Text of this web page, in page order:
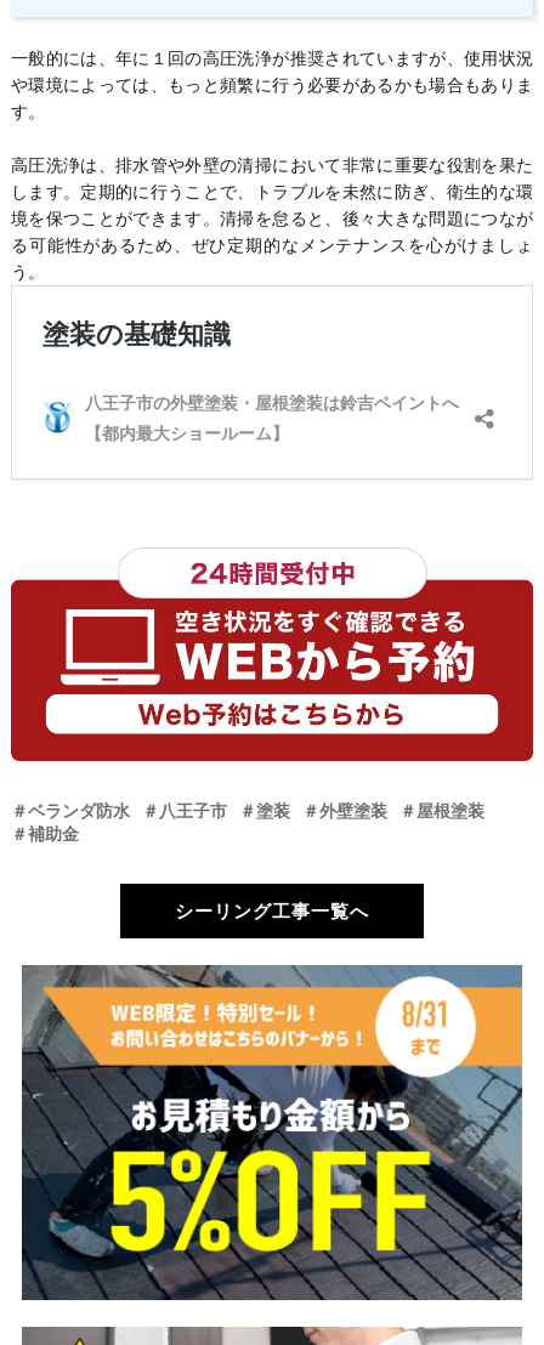
一般的には、年に１回の高圧洗浄が推奨されていますが、使用状況
や環境によっては、もっと頻繁に行う必要があるかも場合もありま
す。
高圧洗浄は、排水管や外壁の清掃において非常に重要な役割を果た
します。定期的に行うことで、トラブルを未然に防ぎ、衛生的な環
境を保つことができます。清掃を怠ると、後々大きな問題につなが
る可能性があるため、ぜひ定期的なメンテナンスを心がけましょ
う。
＃ベランダ防水 ＃八王子市 ＃塗装 ＃外壁塗装
＃屋根塗装
＃補助金
シーリング工事一覧へ